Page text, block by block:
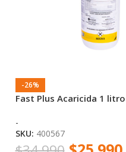
-26%
Fast Plus Acaricida 1 litro
-
SKU: 400567